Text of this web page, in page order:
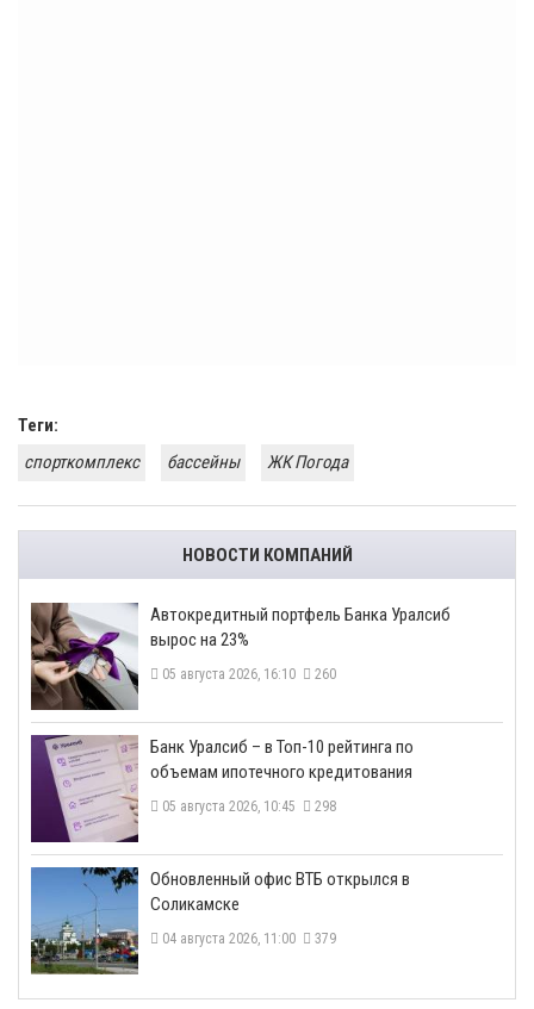
Теги:
спорткомплекс
бассейны ЖК Погода
НОВОСТИ КОМПАНИЙ
​Автокредитный портфель Банка Уралсиб
вырос на 23%
05 августа 2026, 16:10 260
​Банк Уралсиб – в Топ-10 рейтинга по
объемам ипотечного кредитования
05 августа 2026, 10:45 298
​Обновленный офис ВТБ открылся в
Соликамске
04 августа 2026, 11:00 379